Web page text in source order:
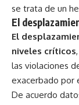
se trata de un
El
El
niveles críticos
las violaciones
exacerbado por
De acuerdo